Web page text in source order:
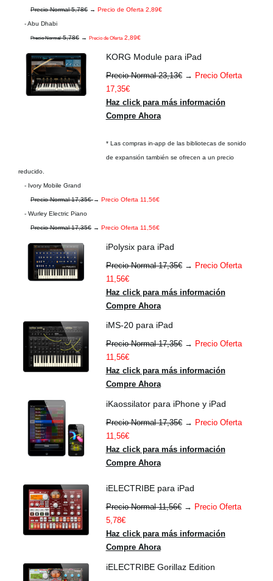
Precio Normal 5,78€ → Precio de Oferta 2,89€
- Abu Dhabi
Precio Normal5,78€ → Precio de Oferta 2,89€
KORG Module para iPad
Precio Normal 23,13€→ Precio Oferta
17,35€
Haz click para más información
Compre Ahora
* Las compras in-app de las bibliotecas de sonido
de expansión también se ofrecen a un precio
reducido.
- Ivory Mobile Grand
Precio Normal 17,35€→ Precio Oferta 11,56€
- Wurley Electric Piano
Precio Normal 17,35€ → Precio Oferta 11,56€
iPolysix para iPad
Precio Normal 17,35€→ Precio Oferta
11,56€
Haz click para más información
Compre Ahora
iMS-20 para iPad
Precio Normal 17,35€→ Precio Oferta
11,56€
Haz click para más información
Compre Ahora
iKaossilator para iPhone y iPad
Precio Normal 17,35€→ Precio Oferta
11,56€
Haz click para más información
Compre Ahora
iELECTRIBE para iPad
Precio Normal 11,56€→ Precio Oferta
5,78€
Haz click para más información
Compre Ahora
iELECTRIBE Gorillaz Edition